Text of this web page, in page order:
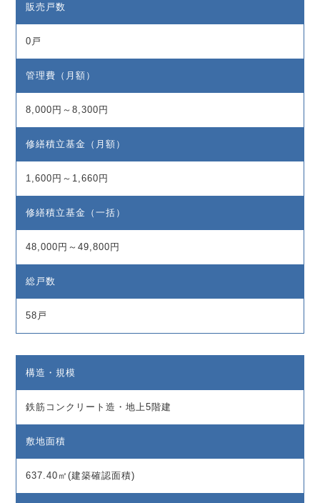
販売戸数
0戸
管理費（月額）
8,000円～8,300円
修繕積立基金（月額）
1,600円～1,660円
修繕積立基金（一括）
48,000円～49,800円
総戸数
58戸
構造・規模
鉄筋コンクリート造・地上5階建
敷地面積
637.40㎡(建築確認面積)